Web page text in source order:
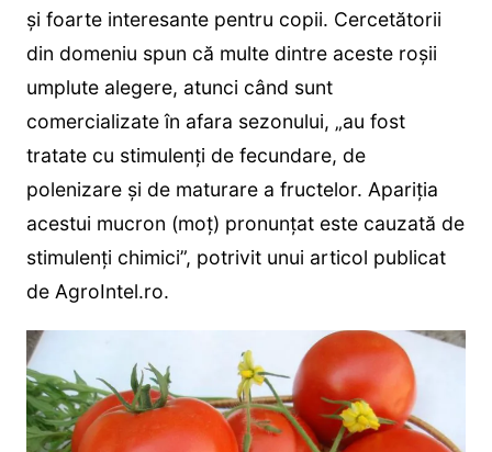
și foarte interesante pentru copii. Cercetătorii
din domeniu spun că multe dintre aceste roșii
umplute alegere, atunci când sunt
comercializate în afara sezonului, „au fost
tratate cu stimulenți de fecundare, de
polenizare și de maturare a fructelor. Apariția
acestui mucron (moț) pronunțat este cauzată de
stimulenți chimici”, potrivit unui articol publicat
de AgroIntel.ro.